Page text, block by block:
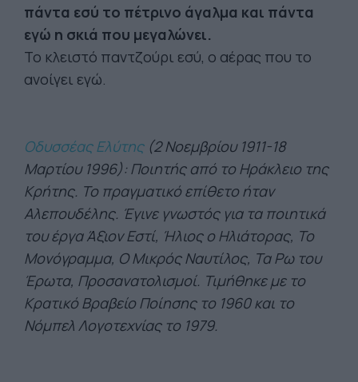
πάντα εσύ το πέτρινο άγαλμα και πάντα
εγώ η σκιά που μεγαλώνει.
Το κλειστό παντζούρι εσύ, ο αέρας που το
ανοίγει εγώ.
Οδυσσέας Ελύτης(2 Νοεμβρίου 1911-18
Μαρτίου 1996): Ποιητής από το Ηράκλειο της
Κρήτης. Το πραγματικό επίθετο ήταν
Αλεπουδέλης. Έγινε γνωστός για τα ποιητικά
του έργα Άξιον Εστί, Ήλιος ο Ηλιάτορας, Το
Μονόγραμμα, Ο Μικρός Ναυτίλος, Τα Ρω του
Έρωτα, Προσανατολισμοί. Τιμήθηκε με το
Κρατικό Βραβείο Ποίησης το 1960 και το
Νόμπελ Λογοτεχνίας το 1979.